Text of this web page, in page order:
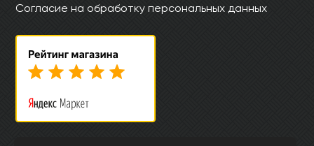
Согласие на обработку персональных данных